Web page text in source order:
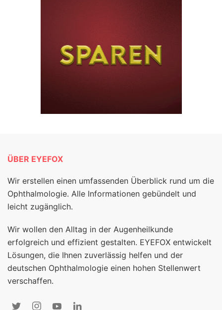
ÜBER EYEFOX
Wir erstellen einen umfassenden Überblick rund um die
Ophthalmologie. Alle Informationen gebündelt und
leicht zugänglich.
Wir wollen den Alltag in der Augenheilkunde
erfolgreich und effizient gestalten. EYEFOX entwickelt
Lösungen, die Ihnen zuverlässig helfen und der
deutschen Ophthalmologie einen hohen Stellenwert
verschaffen.